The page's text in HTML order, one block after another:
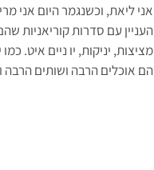
אני ליאת, וכשנגמר היום אני
העניין עם סדרות קוריאניות
מציצות, יניקות, יו ניים איט.
הם אוכלים הרבה ושותים הרבה